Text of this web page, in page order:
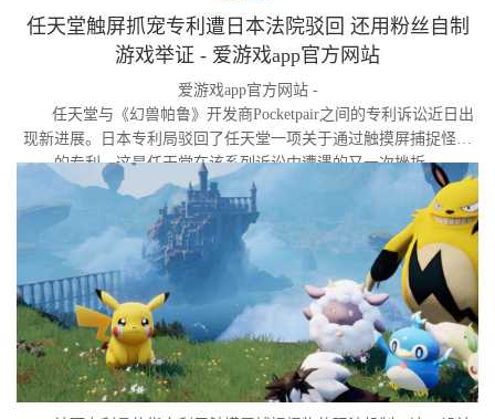
任天堂触屏抓宠专利遭日本法院驳回 还用粉丝自制
游戏举证 - 爱游戏app官方网站
爱游戏app官方网站 -
任天堂与《幻兽帕鲁》开发商Pocketpair之间的专利诉讼近日出
现新进展。日本专利局驳回了任天堂一项关于通过触摸屏捕捉怪物
的专利，这是任天堂在该系列诉讼中遭遇的又一次挫折。